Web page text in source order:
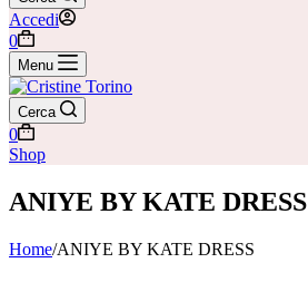
Accedi
Carrello
0
Menu
Cerca
Carrello
0
Shop
ANIYE BY KATE DRESS
Home/ANIYE BY KATE DRESS